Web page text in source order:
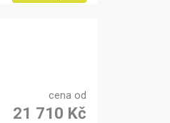
cena od
21 710 Kč